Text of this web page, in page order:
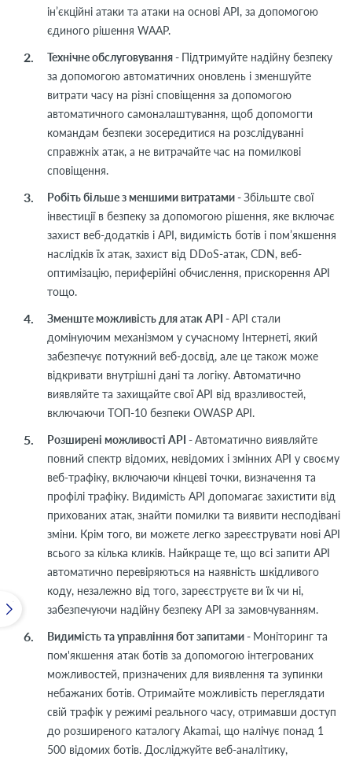
ін’єкційні атаки та атаки на основі API, за допомогою
єдиного рішення WAAP.
Технічне обслуговування - Підтримуйте надійну безпеку
за допомогою автоматичних оновлень і зменшуйте
витрати часу на різні сповіщення за допомогою
автоматичного самоналаштування, щоб допомогти
командам безпеки зосередитися на розслідуванні
справжніх атак, а не витрачайте час на помилкові
сповіщення.
Робіть більше з меншими витратами -Збільште свої
інвестиції в безпеку за допомогою рішення, яке включає
захист веб-додатків і API, видимість ботів і пом’якшення
наслідків їх атак, захист від DDoS-атак, CDN, веб-
оптимізацію, периферійні обчислення, прискорення API
тощо.
Зменште можливість для атак API -API стали
домінуючим механізмом у сучасному Інтернеті, який
забезпечує потужний веб-досвід, але це також може
відкривати внутрішні дані та логіку. Автоматично
виявляйте та захищайте свої API від вразливостей,
включаючи ТОП-10 безпеки OWASP API.
Розширені можливості API -Автоматично виявляйте
повний спектр відомих, невідомих і змінних API у своєму
веб-трафіку, включаючи кінцеві точки, визначення та
профілі трафіку. Видимість API допомагає захистити від
прихованих атак, знайти помилки та виявити несподівані
зміни. Крім того, ви можете легко зареєструвати нові API
всього за кілька кликів. Найкраще те, що всі запити API
автоматично перевіряються на наявність шкідливого
коду, незалежно від того, зареєструєте ви їх чи ні,
забезпечуючи надійну безпеку API за замовчуванням.
Видимість та управління бот запитами - Моніторинг та
пом'якшення атак ботів за допомогою інтегрованих
можливостей, призначених для виявлення та зупинки
небажаних ботів. Отримайте можливість переглядати
свій трафік у режимі реального часу, отримавши доступ
до розширеного каталогу Akamai, що налічує понад 1
500 відомих ботів. Досліджуйте веб-аналітику,